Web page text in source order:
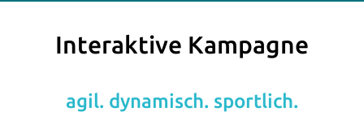
Interaktive Kampagne
agil. dynamisch. sportlich.